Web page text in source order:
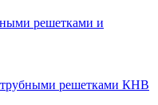
решетками и